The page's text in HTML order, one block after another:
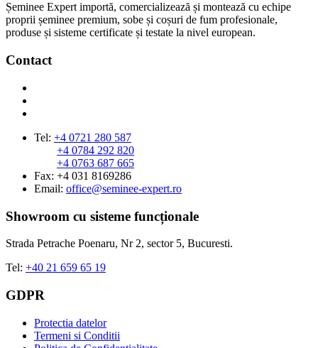
Șeminee Expert importă, comercializează și montează cu echipe
proprii șeminee premium, sobe și coșuri de fum profesionale,
produse și sisteme certificate și testate la nivel european.
Contact
Tel: +4 0721 280 587
+4 0784 292 820
+4 0763 687 665
Fax: +4 031 8169286
Email: office@seminee-expert.ro
Showroom cu sisteme funcționale
Strada Petrache Poenaru, Nr 2, sector 5, Bucuresti.
Tel: +40 21 659 65 19
GDPR
Protectia datelor
Termeni si Conditii